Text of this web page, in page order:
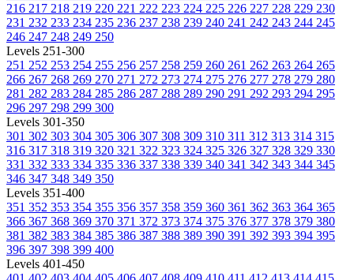
216 217 218 219 220 221 222 223 224 225 226 227 228 229 230
231 232 233 234 235 236 237 238 239 240 241 242 243 244 245
246 247 248 249 250
Levels 251-300
251 252 253 254 255 256 257 258 259 260 261 262 263 264 265
266 267 268 269 270 271 272 273 274 275 276 277 278 279 280
281 282 283 284 285 286 287 288 289 290 291 292 293 294 295
296 297 298 299 300
Levels 301-350
301 302 303 304 305 306 307 308 309 310 311 312 313 314 315
316 317 318 319 320 321 322 323 324 325 326 327 328 329 330
331 332 333 334 335 336 337 338 339 340 341 342 343 344 345
346 347 348 349 350
Levels 351-400
351 352 353 354 355 356 357 358 359 360 361 362 363 364 365
366 367 368 369 370 371 372 373 374 375 376 377 378 379 380
381 382 383 384 385 386 387 388 389 390 391 392 393 394 395
396 397 398 399 400
Levels 401-450